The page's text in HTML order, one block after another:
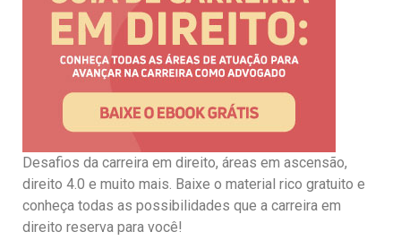
Desafios da carreira em direito, áreas em ascensão,
direito 4.0 e muito mais. Baixe o material rico gratuito e
conheça todas as possibilidades que a carreira em
direito reserva para você!